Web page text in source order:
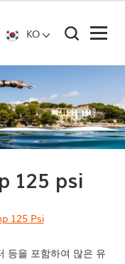
KO
125 psi
125 Psi
등을 포함하여 많은 유